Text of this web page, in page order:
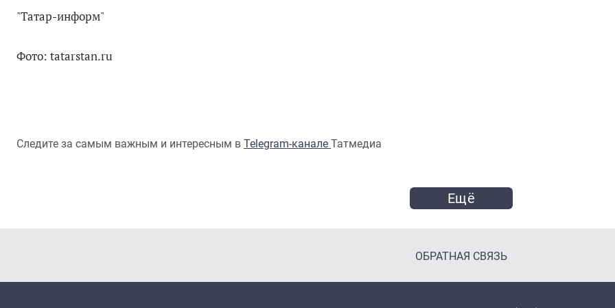
"Татар-информ"
Фото: tatarstan.ru
Следите за самым важным и интересным в Telegram-канале Татмедиа
Ещё
ОБРАТНАЯ СВЯЗЬ